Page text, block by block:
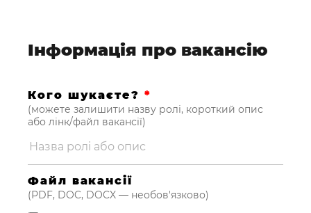
Інформація про вакансію
Кого шукаєте? *
(можете залишити назву ролі, короткий опис
або лінк/файл вакансії)
Файл вакансії
(PDF, DOC, DOCX — необов'язково)